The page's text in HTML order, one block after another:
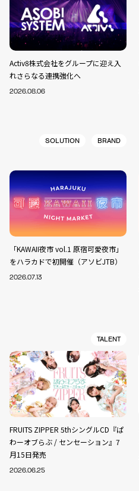
Activ8株式会社をグループに迎え入
れさらなる連携強化へ
2026.08.06
SOLUTION BRAND
「KAWAII夜市 vol.1 原宿可愛夜市」
をハラカドで初開催（アソビJTB）
2026.07.13
TALENT
FRUITS ZIPPER 5thシングルCD『ぱ
わーオブらぶ / センセーション』7
月15日発売
2026.06.25